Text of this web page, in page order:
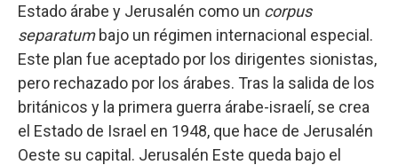
Estado árabe y Jerusalén como un corpus
separatumbajo un régimen internacional especial.
Este plan fue aceptado por los dirigentes sionistas,
pero rechazado por los árabes. Tras la salida de los
británicos y la primera guerra árabe-israelí, se crea
el Estado de Israel en 1948, que hace de Jerusalén
Oeste su capital. Jerusalén Este queda bajo el